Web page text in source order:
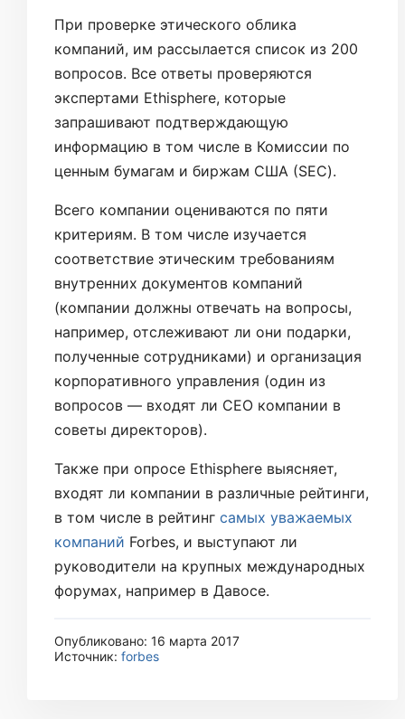
При проверке этического облика
компаний, им рассылается список из 200
вопросов. Все ответы проверяются
экспертами Ethisphere, которые
запрашивают подтверждающую
информацию в том числе в Комиссии по
ценным бумагам и биржам США (SEC).
Всего компании оцениваются по пяти
критериям. В том числе изучается
соответствие этическим требованиям
внутренних документов компаний
(компании должны отвечать на вопросы,
например, отслеживают ли они подарки,
полученные сотрудниками) и организация
корпоративного управления (один из
вопросов — входят ли CEO компании в
советы директоров).
Также при опросе Ethisphere выясняет,
входят ли компании в различные рейтинги,
в том числе в рейтинг самых уважаемых
компаний Forbes, и выступают ли
руководители на крупных международных
форумах, например в Давосе.
Опубликовано: 16 марта 2017
Источник: forbes